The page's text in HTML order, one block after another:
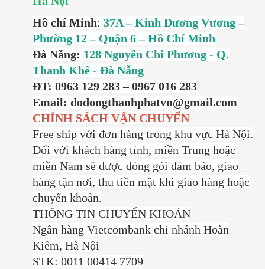
Hồ chí Minh: 37A – Kinh Dương Vương –
Phường 12 – Quận 6 – Hồ Chí Minh
Đà Nẵng: 128 Nguyễn Chi Phương - Q.
Thanh Khê - Đà Nẵng
ĐT: 0963 129 283 – 0967 016 283
Email: dodongthanhphatvn@gmail.com
CHÍNH SÁCH VẬN CHUYỂN
Free ship với đơn hàng trong khu vực Hà Nội.
Đối với khách hàng tỉnh, miền Trung hoặc
miền Nam sẽ được đóng gói đảm bảo, giao
hàng tận nơi, thu tiền mặt khi giao hàng hoặc
chuyển khoản.
THÔNG TIN CHUYỂN KHOẢN
Ngân hàng Vietcombank chi nhánh Hoàn
Kiếm, Hà Nội
STK: 0011 00414 7709